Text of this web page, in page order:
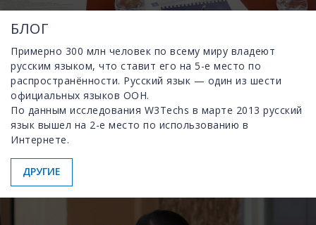
БЛОГ
Примерно 300 млн человек по всему миру владеют
русским языком, что ставит его на 5-е место по
распространённости. Русский язык — один из шести
официальных языков ООН.
По данным исследования W3Techs в марте 2013 русский
язык вышел на 2-е место по использованию в
Интернете.
ДРУГИЕ